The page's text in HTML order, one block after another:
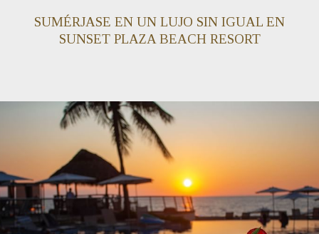
SUMÉRJASE EN UN LUJO SIN IGUAL EN
SUNSET PLAZA BEACH RESORT